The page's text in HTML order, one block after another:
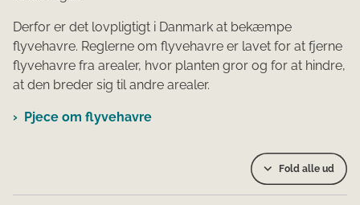
Derfor er det lovpligtigt i Danmark at bekæmpe
flyvehavre. Reglerne om flyvehavre er lavet for at fjerne
flyvehavre fra arealer, hvor planten gror og for at hindre,
at den breder sig til andre arealer.
Pjece om flyvehavre
Fold alle ud